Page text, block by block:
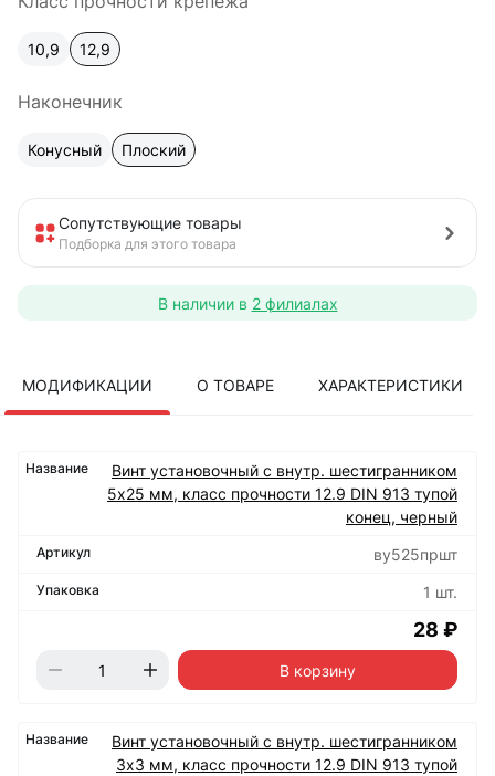
10,9 12,9
Наконечник
Конусный Плоский
Сопутствующие товары
Подборка для этого товара
В наличии в 2 филиалах
МОДИФИКАЦИИ О ТОВАРЕ ХАРАКТЕРИСТИКИ
Винт установочный с внутр. шестигранником
5х25 мм, класс прочности 12.9 DIN 913 тупой
конец, черный
ву525пршт
1 шт.
28 ₽
В корзину
Винт установочный с внутр. шестигранником
3х3 мм, класс прочности 12.9 DIN 913 тупой